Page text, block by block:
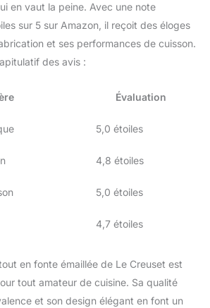
ergonomique pour une
prise plus confortable et
naturelle <p> Renforcé,
hermétique couvercle
avec joint de
automatiques en saveur
sûr et a amélioré l'image
de marque des anneaux
De emblématique
Marseille Bleu, cocottes
disponibles dans un
compléter parfaitement le
décor de votre maison et
de style de vie. Utilisable
en vaut la peine. Avec une note
sur 5 sur Amazon, il reçoit des éloges
et ses performances de cuisson.
des avis :
Évaluation
5,0 étoiles
4,8 étoiles
5,0 étoiles
4,7 étoiles
en fonte émaillée de Le Creuset est
tout amateur de cuisine. Sa qualité
et son design élégant en font un